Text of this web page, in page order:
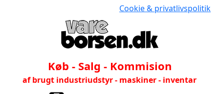
Cookie & privatlivspolitik
Køb - Salg - Kommision
af brugt industriudstyr - maskiner - inventar